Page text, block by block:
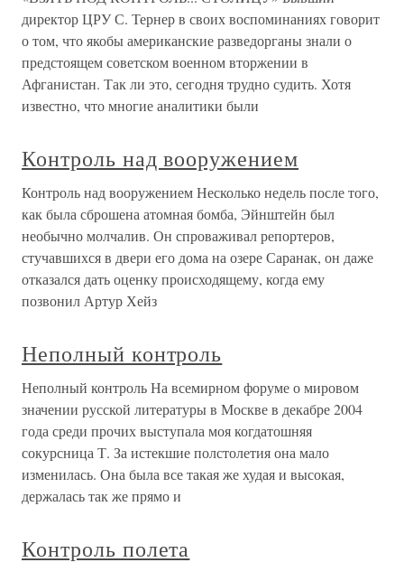
директор ЦРУ С. Тернер в своих воспоминаниях говорит
о том, что якобы американские разведорганы знали о
предстоящем советском военном вторжении в
Афганистан. Так ли это, сегодня трудно судить. Хотя
известно, что многие аналитики были
Контроль над вооружением
Контроль над вооружением Несколько недель после того,
как была сброшена атомная бомба, Эйнштейн был
необычно молчалив. Он спроваживал репортеров,
стучавшихся в двери его дома на озере Саранак, он даже
отказался дать оценку происходящему, когда ему
позвонил Артур Хейз
Неполный контроль
Неполный контроль На всемирном форуме о мировом
значении русской литературы в Москве в декабре 2004
года среди прочих выступала моя когдатошняя
сокурсница Т. За истекшие полстолетия она мало
изменилась. Она была все такая же худая и высокая,
держалась так же прямо и
Контроль полета